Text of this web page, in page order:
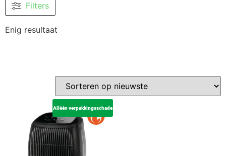
Filters
Enig resultaat
Alléén verpakkingsschade